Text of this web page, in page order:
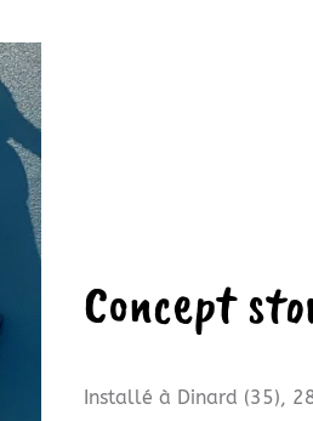
Concept
Installé à Dinard (35),